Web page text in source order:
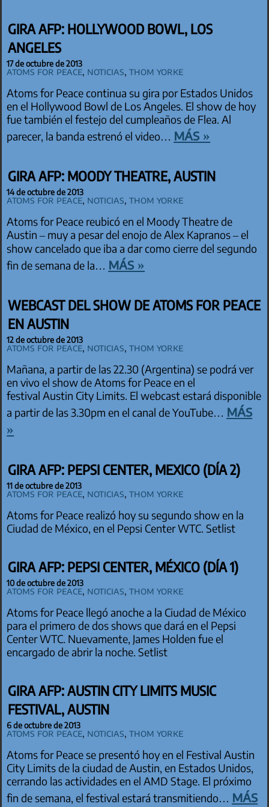
GIRA AFP: HOLLYWOOD BOWL, LOS
ANGELES
17 de octubre de 2013
Atoms for Peace, Noticias,Thom Yorke
Atoms for Peace continua su gira por Estados Unidos
en el Hollywood Bowl de Los Angeles. El show de hoy
fue también el festejo del cumpleaños de Flea. Al
parecer, la banda estrenó el video… más »
GIRA AFP: MOODY THEATRE, AUSTIN
14 de octubre de 2013
Atoms for Peace, Noticias,Thom Yorke
Atoms for Peace reubicó en el Moody Theatre de
Austin – muy a pesar del enojo de Alex Kapranos – el
show cancelado que iba a dar como cierre del segundo
fin de semana de la… más »
WEBCAST DEL SHOW DE ATOMS FOR PEACE
EN AUSTIN
12 de octubre de 2013
Atoms for Peace, Noticias,Thom Yorke
Mañana, a partir de las 22.30 (Argentina) se podrá ver
en vivo el show de Atoms for Peace en el
festival Austin City Limits. El webcast estará disponible
a partir de las 3.30pm en el canal de YouTube… más
»
GIRA AFP: PEPSI CENTER, MEXICO (DÍA 2)
11 de octubre de 2013
Atoms for Peace, Noticias,Thom Yorke
Atoms for Peace realizó hoy su segundo show en la
Ciudad de México, en el Pepsi Center WTC. Setlist
GIRA AFP: PEPSI CENTER, MÉXICO (DÍA 1)
10 de octubre de 2013
Atoms for Peace, Noticias,Thom Yorke
Atoms for Peace llegó anoche a la Ciudad de México
para el primero de dos shows que dará en el Pepsi
Center WTC. Nuevamente, James Holden fue el
encargado de abrir la noche. Setlist
GIRA AFP: AUSTIN CITY LIMITS MUSIC
FESTIVAL, AUSTIN
6 de octubre de 2013
Atoms for Peace, Noticias,Thom Yorke
Atoms for Peace se presentó hoy en el Festival Austin
City Limits de la ciudad de Austin, en Estados Unidos,
cerrando las actividades en el AMD Stage. El próximo
fin de semana, el festival estará transmitiendo… más